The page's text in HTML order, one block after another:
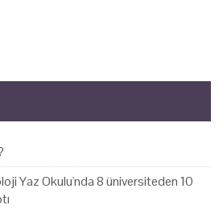
Yaz Okulu'nda 8 üniversiteden 10